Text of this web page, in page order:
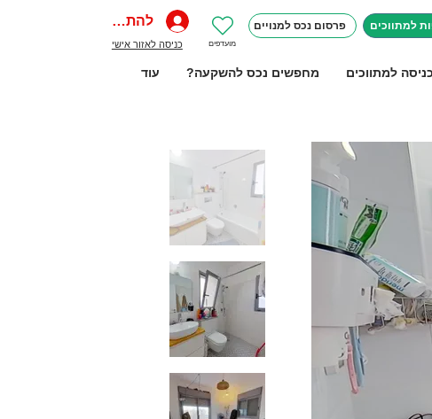
להתחברות
כניסה לאזור אישי מועדפים
פרסום נכס למנויים למתווכים
כניסה למתווכים מחפשים נכס להשקעה? עוד